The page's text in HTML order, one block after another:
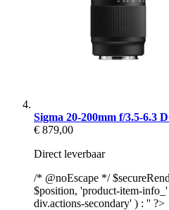
Sigma 20-200mm f/3.5-6.3
€ 879,00
Direct leverbaar
/* @noEscape */
$position, 'product-item-
div.actions-secondary' ) : '' ?>